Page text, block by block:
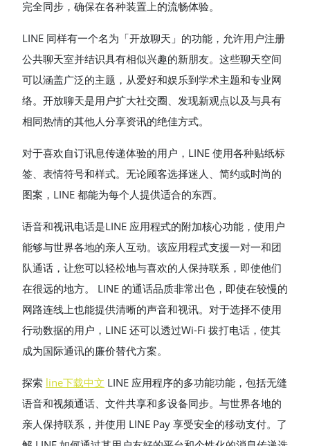
完全同步，确保在各种装置上的流畅体验。
LINE 同样有一个名为「开放聊天」的功能，允许用户注册
公共聊天室并结识具有相似兴趣的新朋友。这些聊天空间
可以涵盖广泛的主题，从爱好和娱乐到学术主题和专业网
络。开放聊天是用户扩大社交圈、发现新观点以及与具有
相同热情的其他人分享资讯的绝佳方式。
对于喜欢自订讯息传递体验的用户，LINE 使用各种贴纸标
签、表情符号和样式。无论顾客选择迷人、简约或时尚的
图案，LINE 都能为每个人提供适合的东西。
语音和视讯电话是LINE 应用程式的附加核心功能，使用户
能够与世界各地的亲人互动。该应用程式支援一对一和团
队通话，让您可以轻松地与喜欢的人保持联系，即使他们
在很远的地方。 LINE 的通话品质非常出色，即使在较慢的
网路连线上也能提供清晰的声音和视讯。对于选择不使用
行动数据的用户，LINE 还可以透过Wi-Fi 拨打电话，使其
成为国际通讯的廉价替代方案。
探索 line下载中文 LINE 应用程序的多功能功能，包括无缝
语音和视频通话、文件共享和多设备同步。与世界各地的
亲人保持联系，并使用 LINE Pay 享受安全的移动支付。了